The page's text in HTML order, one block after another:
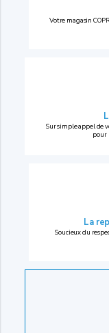
Votre magasin
Sur simple appel de
pour
La
Soucieux du